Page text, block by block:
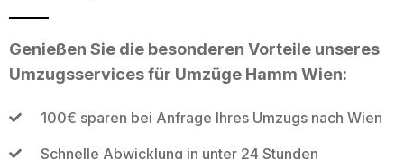
Genießen Sie die besonderen Vorteile unseres
Umzugsservices für Umzüge Hamm Wien:
100€ sparen bei Anfrage Ihres Umzugs nach Wien
Schnelle Abwicklung in unter 24 Stunden